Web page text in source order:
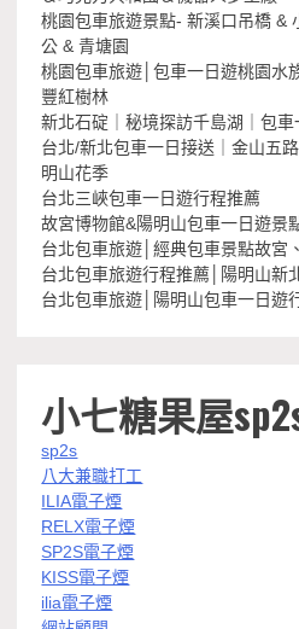
桃園包車旅遊景點- 新溪口吊橋 &
公 & 青塘園
桃園包車旅遊│包車一日遊桃園水
豐紅樹林
新北石碇｜秘境探訪千島湖｜包車
台北/新北包車一日接送｜金山五
明山花季
台北三峽包車一日遊行程推薦
故宮博物館&陽明山包車一日遊景
台北包車旅遊│經典包車景點故宮
台北包車旅遊行程推薦│陽明山新
台北包車旅遊│陽明山包車一日遊
小七糖果屋
sp2s
八大兼職打工
ILIA電子煙
RELX電子煙
SP2S電子煙
KISS電子煙
ilia電子煙